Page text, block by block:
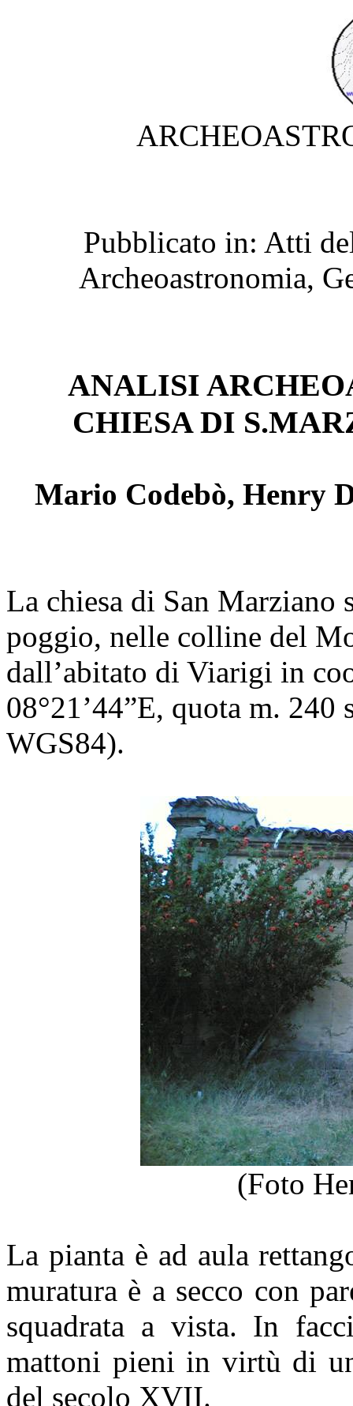
Pubblicato in: Atti
Archeoastronomia,
ANALISI
CHIESA DI
Mario Codebò, Henry
La chiesa di San Marziano
poggio, nelle colline del
dall’abitato di Viarigi in
08°21’44”E, quota m.
WGS84).
(Foto
La pianta è ad aula
muratura è a secco con
squadrata a vista. In
mattoni pieni in virtù di
del secolo XVII.